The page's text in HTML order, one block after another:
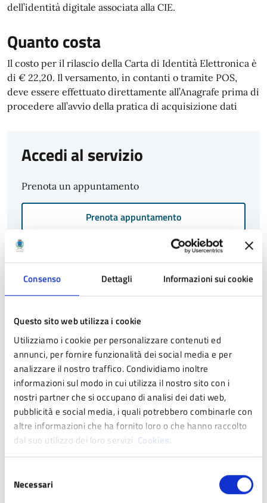
Consenso Dettagli Informazioni sui cookie
Questo sito web utilizza i cookie
Utilizziamo i cookie per personalizzare contenuti ed
annunci, per fornire funzionalità dei social media e per
analizzare il nostro traffico. Condividiamo inoltre
informazioni sul modo in cui utilizza il nostro sito con i
nostri partner che si occupano di analisi dei dati web,
pubblicità e social media, i quali potrebbero combinarle con
altre informazioni che ha fornito loro o che hanno raccolto
dal suo utilizzo dei loro servizi. Cookies.
delNecessari
dell’identità digitale associata alla CIE.
Quanto costa
Il costo per il rilascio della Carta di Identità Elettronica è
di € 22,20. Il versamento, in contanti o tramite POS,
deve essere effettuato direttamente all’Anagrafe prima di
procedere all’avvio della pratica di acquisizione dati
Accedi al servizio
Prenota un appuntamento
Prenota appuntamento
Vincoli
ATTENZIONE: mentre compili la prenotazione
(nome, cognome, luogo e data di nascita) del
richiedente, al fine di consentire all’ufficio di
effettuare le necessarie verifiche finalizzate
all’emissione del documento (controllo dei dati
anagrafici, risoluzione di eventuali
disallineamenti, ecc.).
Le richieste di prenotazione prive
dell’indicazione dei dati completi del richiedente
non saranno evase